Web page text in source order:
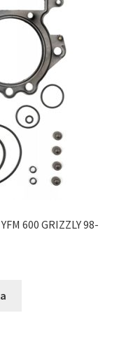
600 GRIZZLY 98-